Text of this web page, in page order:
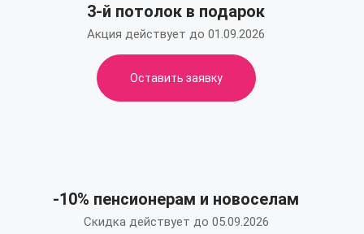
3-й потолок в подарок
Акция действует до 01.09.2026
Оставить заявку
-10% пенсионерам и новоселам
Скидка действует до 05.09.2026